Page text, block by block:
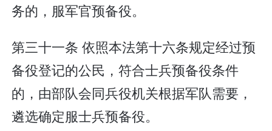
务的，服军官预备役。
第三十一条 依照本法第十六条规定经过预
备役登记的公民，符合士兵预备役条件
的，由部队会同兵役机关根据军队需要，
遴选确定服士兵预备役。